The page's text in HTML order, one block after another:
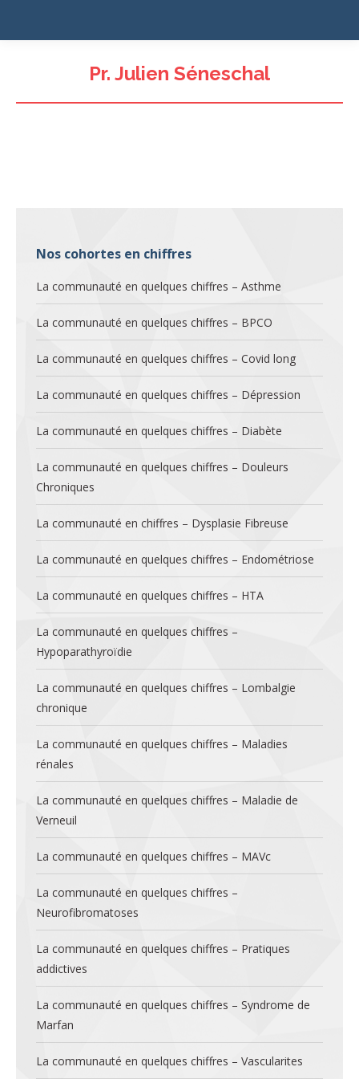
Pr. Julien Séneschal
Nos cohortes en chiffres
La communauté en quelques chiffres – Asthme
La communauté en quelques chiffres – BPCO
La communauté en quelques chiffres – Covid long
La communauté en quelques chiffres – Dépression
La communauté en quelques chiffres – Diabète
La communauté en quelques chiffres – Douleurs
Chroniques
La communauté en chiffres – Dysplasie Fibreuse
La communauté en quelques chiffres – Endométriose
La communauté en quelques chiffres – HTA
La communauté en quelques chiffres –
Hypoparathyroïdie
La communauté en quelques chiffres – Lombalgie
chronique
La communauté en quelques chiffres – Maladies
rénales
La communauté en quelques chiffres – Maladie de
Verneuil
La communauté en quelques chiffres – MAVc
La communauté en quelques chiffres –
Neurofibromatoses
La communauté en quelques chiffres – Pratiques
addictives
La communauté en quelques chiffres – Syndrome de
Marfan
La communauté en quelques chiffres – Vascularites